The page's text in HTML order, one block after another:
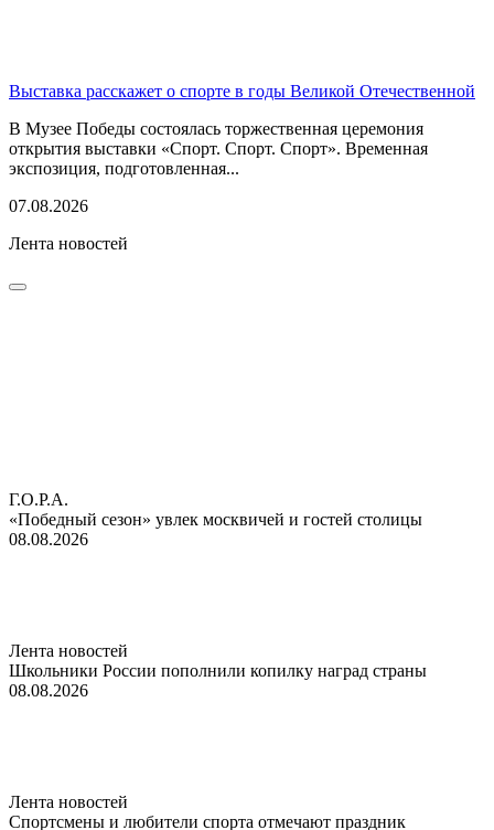
Выставка расскажет о спорте в годы Великой Отечественной
В Музее Победы состоялась торжественная церемония
открытия выставки «Спорт. Спорт. Спорт». Временная
экспозиция, подготовленная...
07.08.2026
Лента новостей
Г.О.Р.А.
«Победный сезон» увлек москвичей и гостей столицы
08.08.2026
Лента новостей
Школьники России пополнили копилку наград страны
08.08.2026
Лента новостей
Спортсмены и любители спорта отмечают праздник